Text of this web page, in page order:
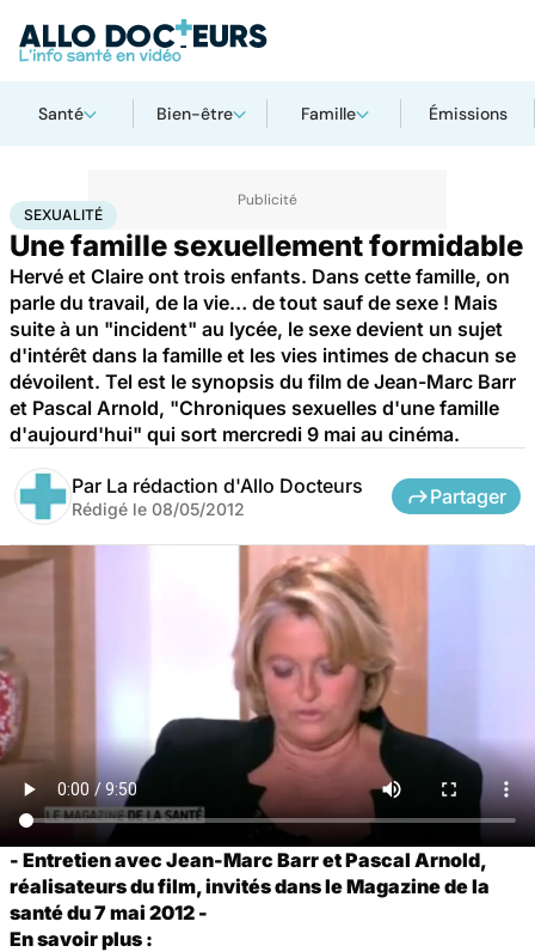
Santé Bien-être Famille Émissions
AccueilBien-être
SEXUALITÉ
Une famille sexuellement formidable
Hervé et Claire ont trois enfants. Dans cette famille, on
parle du travail, de la vie… de tout sauf de sexe ! Mais
suite à un "incident" au lycée, le sexe devient un sujet
d'intérêt dans la famille et les vies intimes de chacun se
dévoilent. Tel est le synopsis du film de Jean-Marc Barr
et Pascal Arnold, "Chroniques sexuelles d'une famille
d'aujourd'hui" qui sort mercredi 9 mai au cinéma.
Par La rédaction d'Allo Docteurs
Rédigé le 08/05/2012
Partager
- Entretien avec Jean-Marc Barr et Pascal Arnold,
réalisateurs du film, invités dans le Magazine de la
santé du 7 mai 2012 -
En savoir plus :